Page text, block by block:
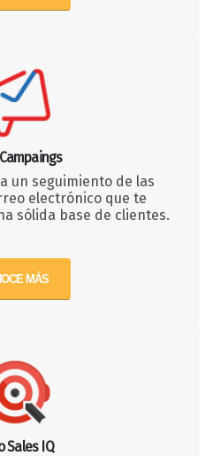
un seguimiento de las
electrónico que te
sólida base de clientes.
MÁS
Sales IQ